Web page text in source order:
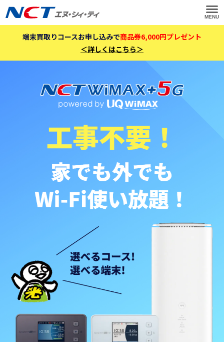
MENU
端末買取りコースお申し込みで商品券6,000円プレゼント
＜詳しくはこちら＞